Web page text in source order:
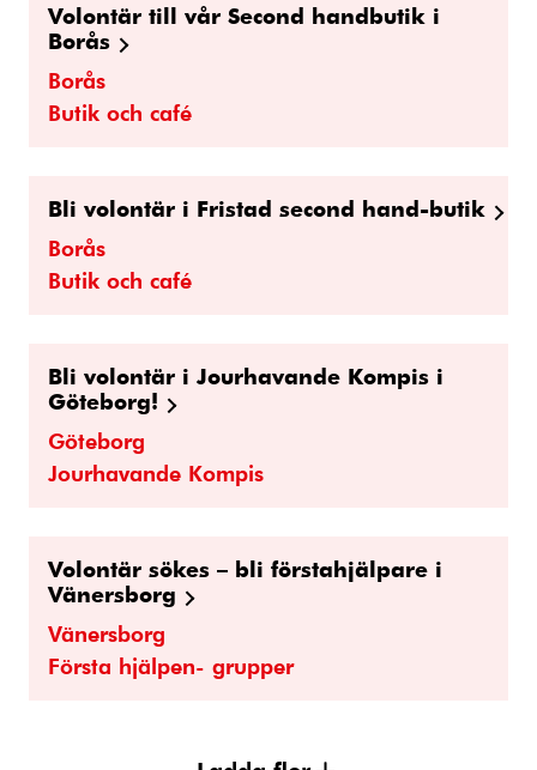
Volontär till vår Second handbutik i
Borås
Borås
Butik och café
Bli volontär i Fristad second hand-butik
Borås
Butik och café
Bli volontär i Jourhavande Kompis i
Göteborg!
Göteborg
Jourhavande Kompis
Volontär sökes – bli förstahjälpare i
Vänersborg
Vänersborg
Första hjälpen- grupper